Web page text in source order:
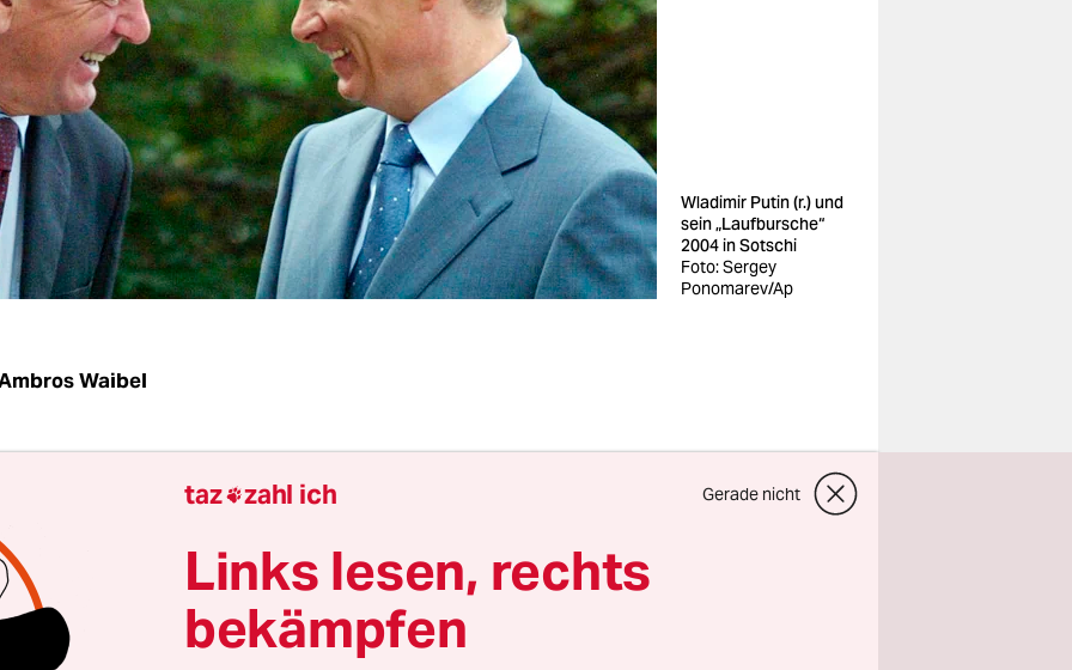
Wladimir Putin (r.) und
sein „Laufbursche“
2004 in Sotschi
Foto: Sergey
Ponomarev/Ap
Waibel
„Laufbursche“ folgt im Deutschen Wörterbuch der Brüder
Letzteres steht für „brüder, die in der not
Der russischeOppositionspolitiker Alexei Nawalny
hat
Bundeskanzler Gerhard Schröder nun in der Bild
Putins“ genannt.Nach der Grimm’schen
das ein „bursche, der in einem hause oder geschäft zum
taz zahl ich Gerade nicht
Links lesen, rechts
bekämpfen